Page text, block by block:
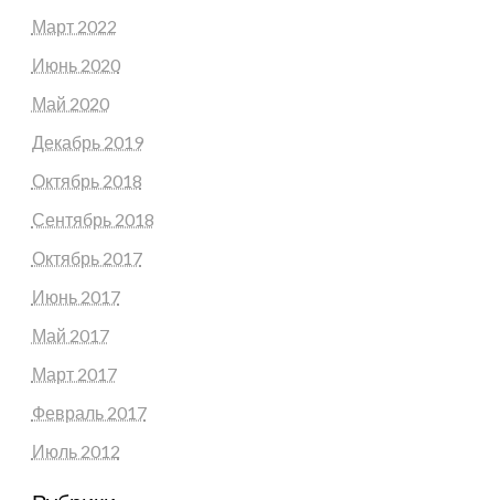
Март 2022
Июнь 2020
Май 2020
Декабрь 2019
Октябрь 2018
Сентябрь 2018
Октябрь 2017
Июнь 2017
Май 2017
Март 2017
Февраль 2017
Июль 2012